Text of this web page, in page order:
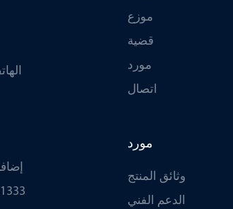
موزع
قضية
مورد
اتصال
مورد
وثائق المنتج
الدعم الفني